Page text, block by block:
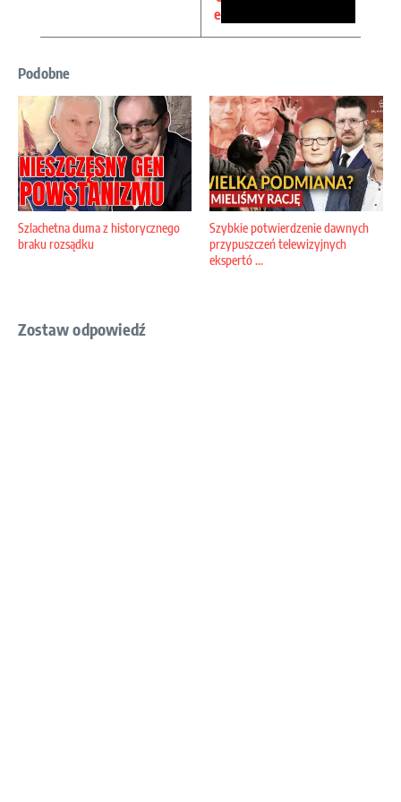
e
Podobne
Szlachetna duma z historycznego
braku rozsądku
Szybkie potwierdzenie dawnych
przypuszczeń telewizyjnych
ekspertó ...
Zostaw odpowiedź